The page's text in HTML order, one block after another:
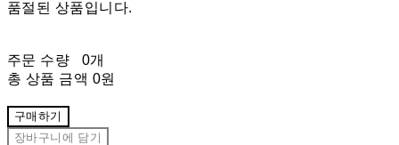
품절된 상품입니다.
주문 수량
0개
총 상품 금액 0원
구매하기
장바구니에 담기